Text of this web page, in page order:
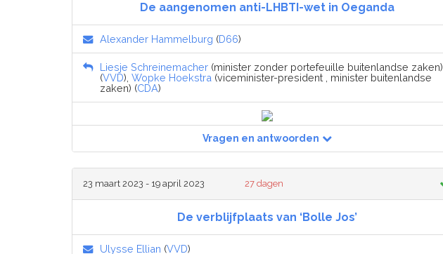
De aangenomen anti-LHBTI-wet in Oeganda
Alexander Hammelburg (D66)
Liesje Schreinemacher (minister zonder portefeuille buitenlandse zaken)
(VVD), Wopke Hoekstra (viceminister-president , minister buitenlandse
zaken) (CDA)
Vragen en antwoorden
23 maart 2023 - 19 april 2023 27 dagen
De verblijfplaats van ‘Bolle Jos’
Ulysse Ellian (VVD)